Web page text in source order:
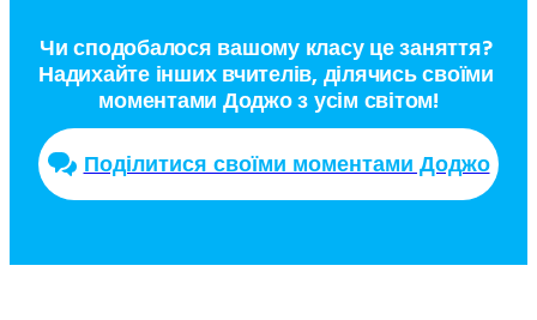
Чи сподобалося вашому класу це заняття?
Надихайте інших вчителів, ділячись своїми
моментами Доджо з усім світом!
Поділитися своїми моментами Доджо